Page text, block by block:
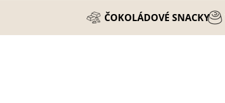
ČOKOLÁDOVÉ SNACKY